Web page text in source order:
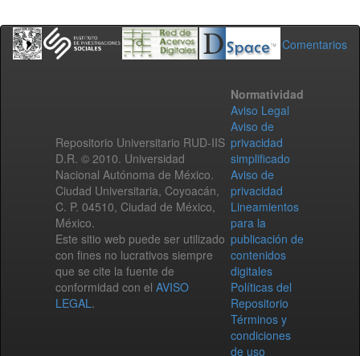
Comentarios
Repositorio Universitario RUD-IIS
D.R. © 2010. Universidad
Nacional Autónoma de México.
Ciudad Universitaria, Coyoacán,
C. P. 04510, Ciudad de México,
México.
Este sitio web puede ser utilizado
con fines no lucrativos siempre
que se cite la fuente de
conformidad con el AVISO
LEGAL.
Normatividad
Aviso Legal
Aviso de
privacidad
simplificado
Aviso de
privacidad
Lineamientos
para la
publicación de
contenidos
digitales
Políticas del
Repositorio
Términos y
condiciones
de uso